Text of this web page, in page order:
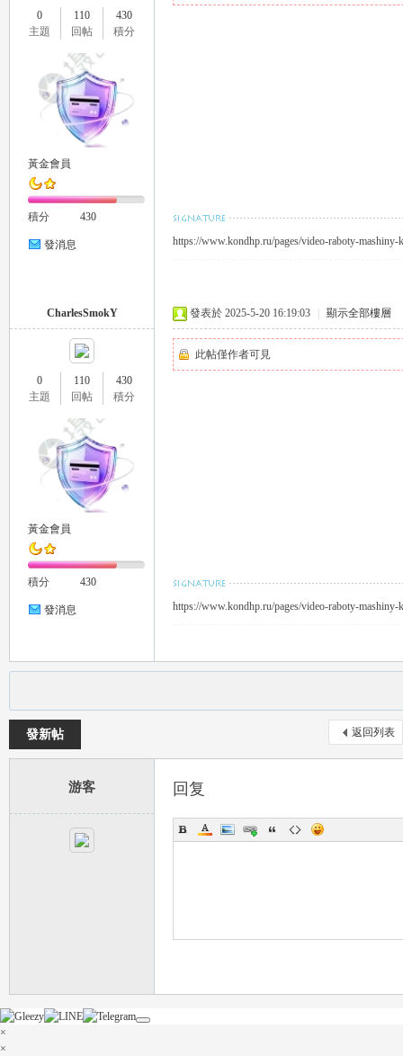
0
主題
110
回帖
430
積分
黃金會員
積分 430
發消息 https://www.kondhp.ru/pages/video-raboty-
CharlesSmokY
0
主題
110
回帖
430
積分
黃金會員
積分 430
發消息
發表於 2025-5-20 16:19:03 顯示全部樓層
此帖僅作者可見
https://www.kondhp.ru/pages/video-raboty-
返回列表
發新帖
游客 回复
×
×